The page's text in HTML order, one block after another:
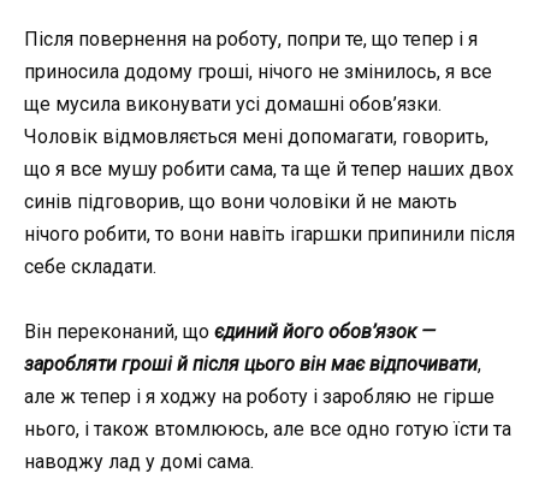
Після повернення на роботу, попри те, що тепер і я
приносила додому гроші, нічого не змінилось, я все
ще мусила виконувати усі домашні обов’язки.
Чоловік відмовляється мені допомагати, говорить,
що я все мушу робити сама, та ще й тепер наших двох
синів підговорив, що вони чоловіки й не мають
нічого робити, то вони навіть ігаршки припинили після
себе складати.
Він переконаний, що єдиний його обов’язок —
заробляти гроші й після цього він має відпочивати,
але ж тепер і я ходжу на роботу і заробляю не гірше
нього, і також втомлююсь, але все одно готую їсти та
наводжу лад у домі сама.